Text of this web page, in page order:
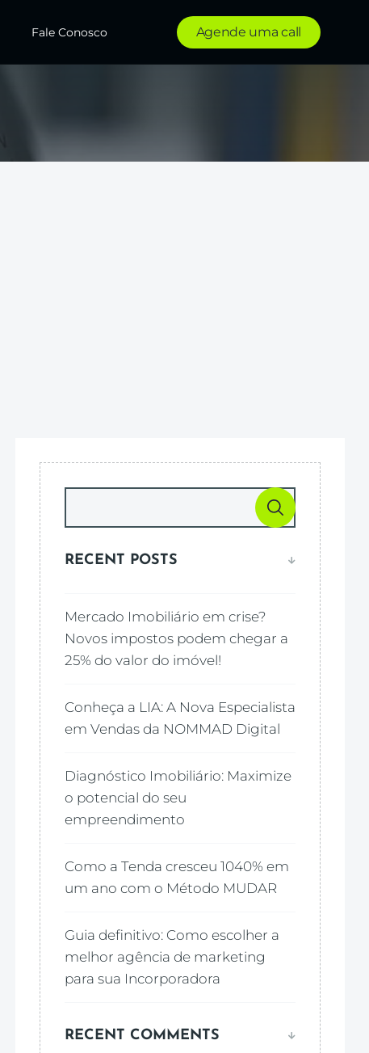
Fale Conosco Agende uma call
RECENT POSTS
Mercado Imobiliário em crise?
Novos impostos podem chegar a
25% do valor do imóvel!
Conheça a LIA: A Nova Especialista
em Vendas da NOMMAD Digital
Diagnóstico Imobiliário: Maximize
o potencial do seu
empreendimento
Como a Tenda cresceu 1040% em
um ano com o Método MUDAR
Guia definitivo: Como escolher a
melhor agência de marketing
para sua Incorporadora
RECENT COMMENTS